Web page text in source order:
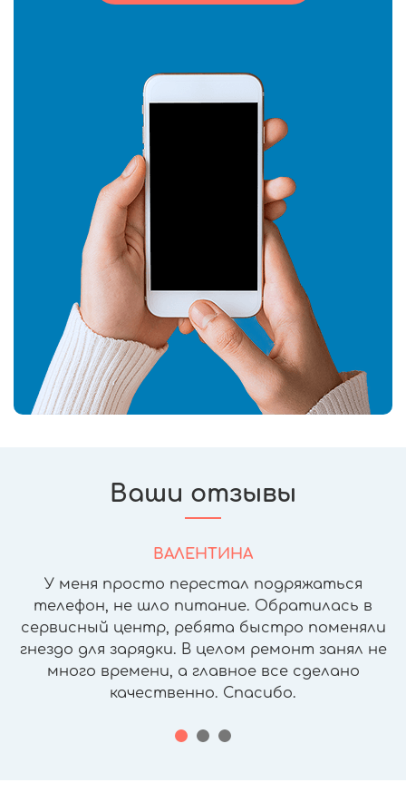
Ваши отзывы
ВАЛЕНТИНА
У меня просто перестал подряжаться
телефон, не шло питание. Обратилась в
сервисный центр, ребята быстро поменяли
гнездо для зарядки. В целом ремонт занял не
много времени, а главное все сделано
качественно. Спасибо.